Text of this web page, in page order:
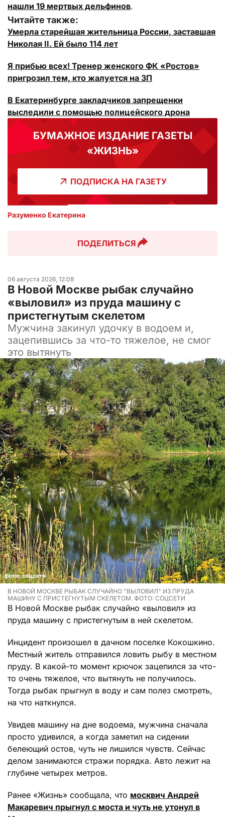
нашли 19 мертвых дельфинов.
Читайте также:
Умерла старейшая жительница России, заставшая
Николая II. Ей было 114 лет
Я прибью всех! Тренер женского ФК «Ростов»
пригрозил тем, кто жалуется на ЗП
В Екатеринбурге закладчиков запрещенки
выследили с помощью полицейского дрона
БУМАЖНОЕ ИЗДАНИЕ ГАЗЕТЫ
«ЖИЗНЬ»
ПОДПИСКА НА ГАЗЕТУ
Разуменко Екатерина
ПОДЕЛИТЬСЯ
06 августа 2026, 12:08
В Новой Москве рыбак случайно
«выловил» из пруда машину с
пристегнутым скелетом
Мужчина закинул удочку в водоем и,
зацепившись за что-то тяжелое, не смог
это вытянуть
В НОВОЙ МОСКВЕ РЫБАК СЛУЧАЙНО "ВЫЛОВИЛ" ИЗ ПРУДА
МАШИНУ С ПРИСТЕГНУТЫМ СКЕЛЕТОМ. ФОТО: СОЦСЕТИ
В Новой Москве рыбак случайно «выловил» из
пруда машину с пристегнутым в ней скелетом.
Инцидент произошел в дачном поселке Кокошкино.
Местный житель отправился ловить рыбу в местном
пруду. В какой-то момент крючок зацепился за что-
то очень тяжелое, что вытянуть не получилось.
Тогда рыбак прыгнул в воду и сам полез смотреть,
на что наткнулся.
Увидев машину на дне водоема, мужчина сначала
просто удивился, а когда заметил на сидении
белеющий остов, чуть не лишился чувств. Сейчас
делом занимаются стражи порядка. Авто лежит на
глубине четырех метров.
Ранее «Жизнь» сообщала, что москвич Андрей
Макаревич прыгнул с моста и чуть не утонул в